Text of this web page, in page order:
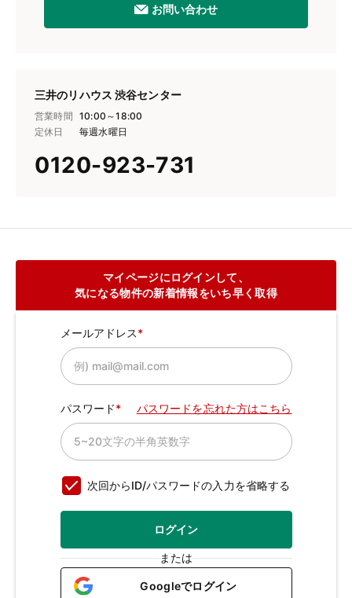
お問い合わせ
三井のリハウス 渋谷センター
営業時間 10:00～18:00
定休日
毎週水曜日
0120-923-731
マイページにログインして、
気になる物件の新着情報をいち早く取得
メールアドレス
パスワード パスワードを忘れた方はこちら
次回からID/パスワードの入力を省略する
ログイン
または
Googleでログイン